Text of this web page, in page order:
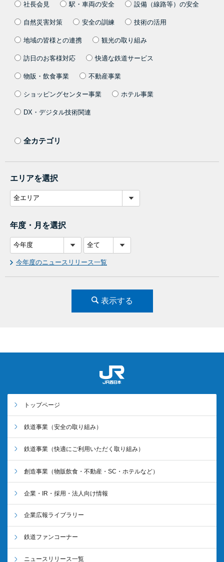
社長会見 駅・車両の安全 設備（線路等）の安全
自然災害対策 安全の訓練 技術の活用
地域の皆様との連携 観光の取り組み
訪日のお客様対応 快適な鉄道サービス
物販・飲食事業 不動産事業
ショッピングセンター事業 ホテル事業
DX・デジタル技術関連
全カテゴリ
エリアを選択
年度・月を選択
今年度のニュースリリース一覧
表示する
トップページ
鉄道事業 （安全の取り組み）
鉄道事業 （快適にご利用いただく取り組み）
創造事業 （物販飲食・不動産・SC・ホテルなど）
企業・IR・採用・法人向け情報
企業広報ライブラリー
鉄道ファンコーナー
ニュースリリース一覧